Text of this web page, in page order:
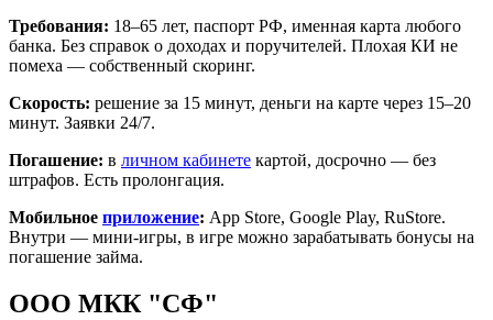
Требования: 18–65 лет, паспорт РФ, именная карта любого
банка. Без справок о доходах и поручителей. Плохая КИ не
помеха — собственный скоринг.
Скорость: решение за 15 минут, деньги на карте через 15–20
минут. Заявки 24/7.
Погашение: в личном кабинете картой, досрочно — без
штрафов. Есть пролонгация.
Мобильное приложение: App Store, Google Play, RuStore.
Внутри — мини-игры, в игре можно зарабатывать бонусы на
погашение займа.
ООО МКК "СФ"